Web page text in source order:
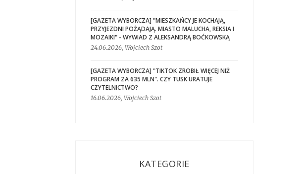
[GAZETA WYBORCZA] "MIESZKAŃCY JE KOCHAJĄ,
PRZYJEZDNI POŻĄDAJĄ. MIASTO MALUCHA, REKSIA I
MOZAIKI" - WYWIAD Z ALEKSANDRĄ BOĆKOWSKĄ
24.06.2026, Wojciech Szot
[GAZETA WYBORCZA] "TIKTOK ZROBIŁ WIĘCEJ NIŻ
PROGRAM ZA 635 MLN". CZY TUSK URATUJE
CZYTELNICTWO?
16.06.2026, Wojciech Szot
KATEGORIE